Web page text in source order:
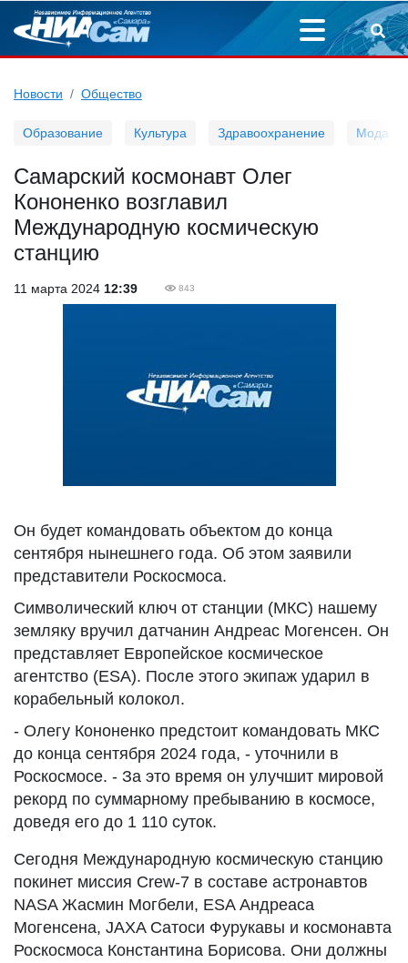
Новости Общество
Образование Культура Здравоохранение Мода
Самарский космонавт Олег
Кононенко возглавил
Международную космическую
станцию
11 марта 2024 12:39 843
Он будет командовать объектом до конца
сентября нынешнего года. Об этом заявили
представители Роскосмоса.
Символический ключ от станции (МКС) нашему
земляку вручил датчанин Андреас Могенсен. Он
представляет Европейское космическое
агентство (ESA). После этого экипаж ударил в
корабельный колокол.
- Олегу Кононенко предстоит командовать МКС
до конца сентября 2024 года, - уточнили в
Роскосмосе. - За это время он улучшит мировой
рекорд по суммарному пребыванию в космосе,
доведя его до 1 110 суток.
Сегодня Международную космическую станцию
покинет миссия Crew-7 в составе астронавтов
NASA Жасмин Могбели, ESA Андреаса
Могенсена, JAXA Сатоси Фурукавы и космонавта
Роскосмоса Константина Борисова. Они должны